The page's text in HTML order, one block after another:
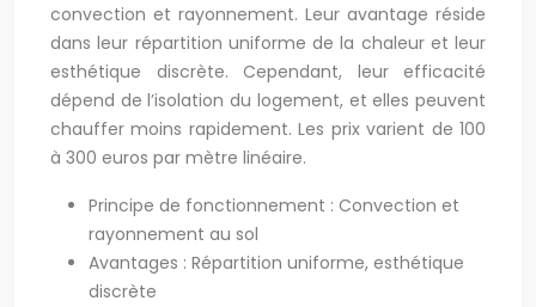
convection et rayonnement. Leur avantage réside
dans leur répartition uniforme de la chaleur et leur
esthétique discrète. Cependant, leur efficacité
dépend de l’isolation du logement, et elles peuvent
chauffer moins rapidement. Les prix varient de 100
à 300 euros par mètre linéaire.
Principe de fonctionnement : Convection et
rayonnement au sol
Avantages : Répartition uniforme, esthétique
discrète